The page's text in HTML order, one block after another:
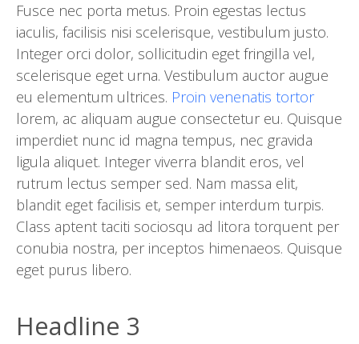
Fusce nec porta metus. Proin egestas lectus
iaculis, facilisis nisi scelerisque, vestibulum justo.
Integer orci dolor, sollicitudin eget fringilla vel,
scelerisque eget urna. Vestibulum auctor augue
eu elementum ultrices. Proin venenatis tortor
lorem, ac aliquam augue consectetur eu. Quisque
imperdiet nunc id magna tempus, nec gravida
ligula aliquet. Integer viverra blandit eros, vel
rutrum lectus semper sed. Nam massa elit,
blandit eget facilisis et, semper interdum turpis.
Class aptent taciti sociosqu ad litora torquent per
conubia nostra, per inceptos himenaeos. Quisque
eget purus libero.
Headline 3